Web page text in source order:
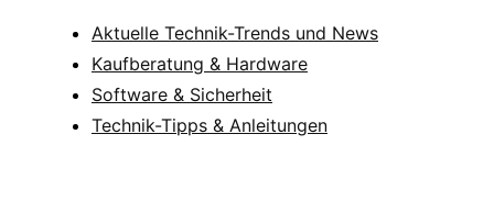
Aktuelle Technik-Trends und News
Kaufberatung & Hardware
Software & Sicherheit
Technik-Tipps & Anleitungen